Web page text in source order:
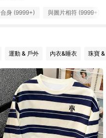
合身 (9999+) 與圖片相符 (9999+)
運動 & 戶外 內衣&睡衣 珠寶